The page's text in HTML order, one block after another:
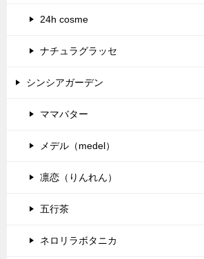
24h cosme
ナチュラグラッセ
シンシアガーデン
ママバター
メデル（medel）
凛恋（りんれん）
五行茶
ネロリラボタニカ